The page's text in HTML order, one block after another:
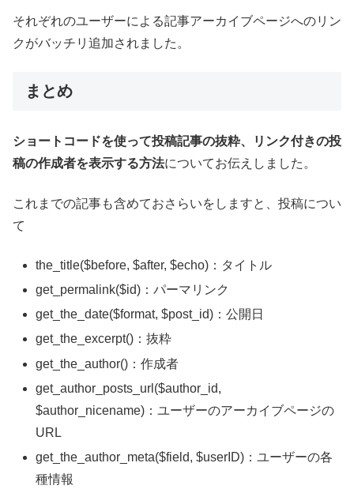
それぞれのユーザーによる記事アーカイブページへのリン
クがバッチリ追加されました。
まとめ
ショートコードを使って投稿記事の抜粋、リンク付きの投
稿の作成者を表示する方法についてお伝えしました。
これまでの記事も含めておさらいをしますと、投稿につい
て
the_title($before, $after, $echo)：タイトル
get_permalink($id)：パーマリンク
get_the_date($format, $post_id)：公開日
get_the_excerpt()：抜粋
get_the_author()：作成者
get_author_posts_url($author_id,
$author_nicename)：ユーザーのアーカイブページの
URL
get_the_author_meta($field, $userID)：ユーザーの各
種情報